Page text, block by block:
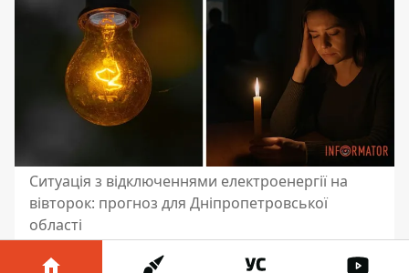
Ситуація з відключеннями електроенергії на
вівторок: прогноз для Дніпропетровської
області
У вівторок, 2 грудня, у Дніпрі та області